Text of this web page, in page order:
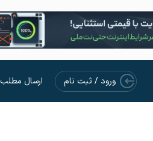
ورود / ثبت نام ارسال مطلب